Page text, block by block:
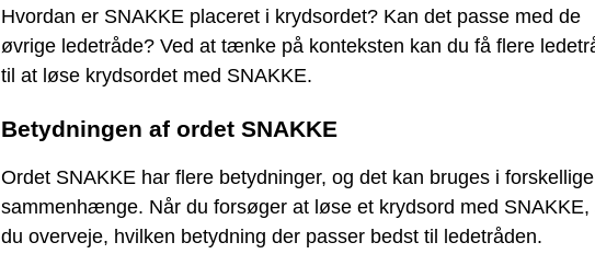
Hvordan er SNAKKE placeret i krydsordet? Kan det passe med de
øvrige ledetråde? Ved at tænke på konteksten kan du få flere
til at løse krydsordet med SNAKKE.
Betydningen af ordet SNAKKE
Ordet SNAKKE har flere betydninger, og det kan bruges i forskellige
sammenhænge. Når du forsøger at løse et krydsord med SNAKKE,
du overveje, hvilken betydning der passer bedst til ledetråden.